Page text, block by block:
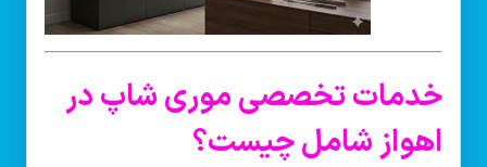
خدمات تخصصی موری شاپ در
اهواز شامل چیست؟